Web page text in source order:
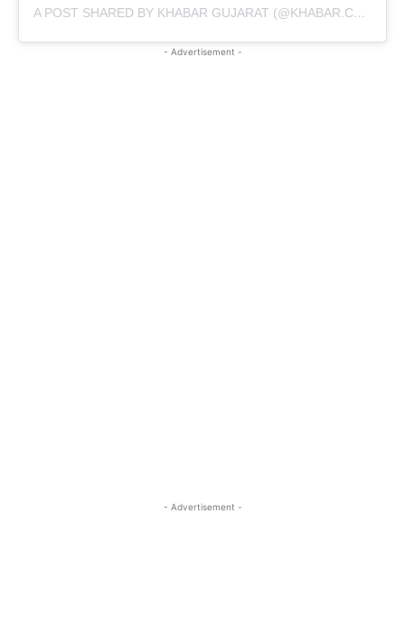
A POST SHARED BY KHABAR GUJARAT (@KHABAR.COMMUNICATION)
- Advertisement -
- Advertisement -